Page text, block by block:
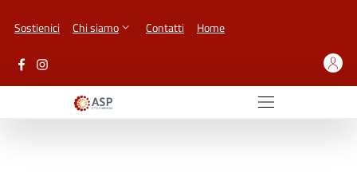
Sostienici Chi siamo Contatti Home